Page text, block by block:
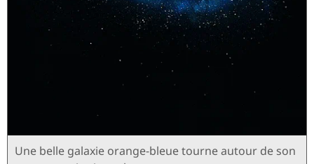
Une belle galaxie orange-bleue tourne autour de son